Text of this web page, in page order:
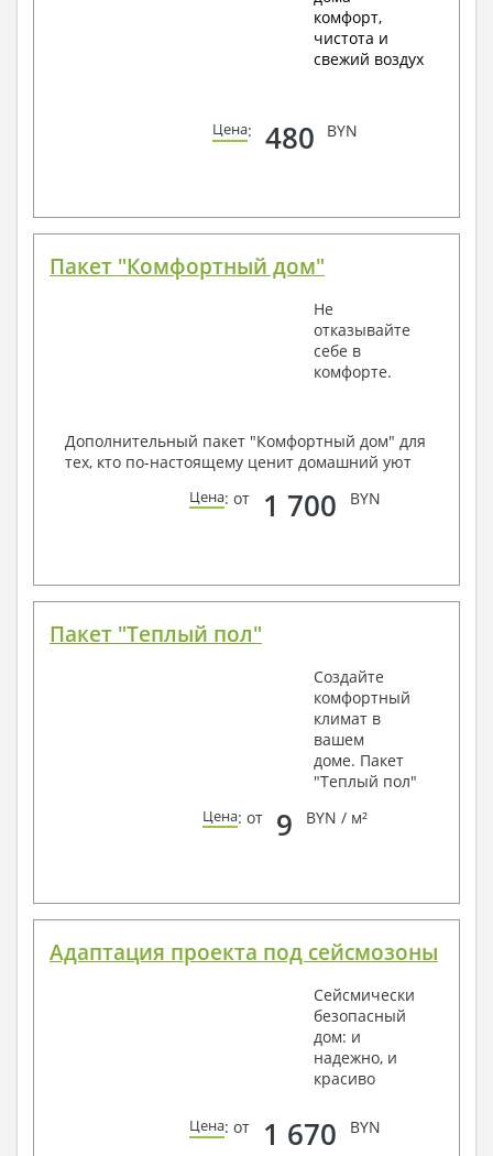
комфорт,
чистота и
свежий воздух
Цена: 480 BYN
Пакет "Комфортный дом"
Не
отказывайте
себе в
комфорте.
Дополнительный пакет "Комфортный дом" для
тех, кто по-настоящему ценит домашний уют
Цена: от 1 700 BYN
Пакет "Теплый пол"
Создайте
комфортный
климат в
вашем
доме. Пакет
"Теплый пол"
Цена: от 9 BYN / м²
Адаптация проекта под сейсмозоны
Сейсмически
безопасный
дом: и
надежно, и
красиво
Цена: от 1 670 BYN